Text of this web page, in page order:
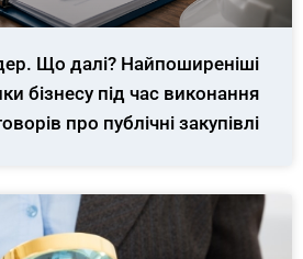
Що далі? Найпоширеніші
бізнесу під час виконання
про публічні закупівлі